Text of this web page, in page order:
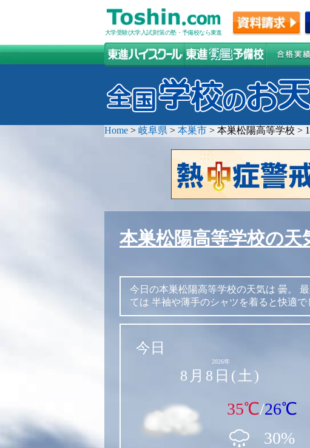
大学受験(大学入試)対策の塾・予備校なら東進
Home > 岐阜県 > 本巣市 > 本巣松陽高等学校 >
本巣松陽高等学校の天
今日の本巣松陽高等学校の天気は 曇。
ては 半袖や薄手のシャツを着ると快適で
今日
2026年
8月8日(土)
35℃/26℃
30%